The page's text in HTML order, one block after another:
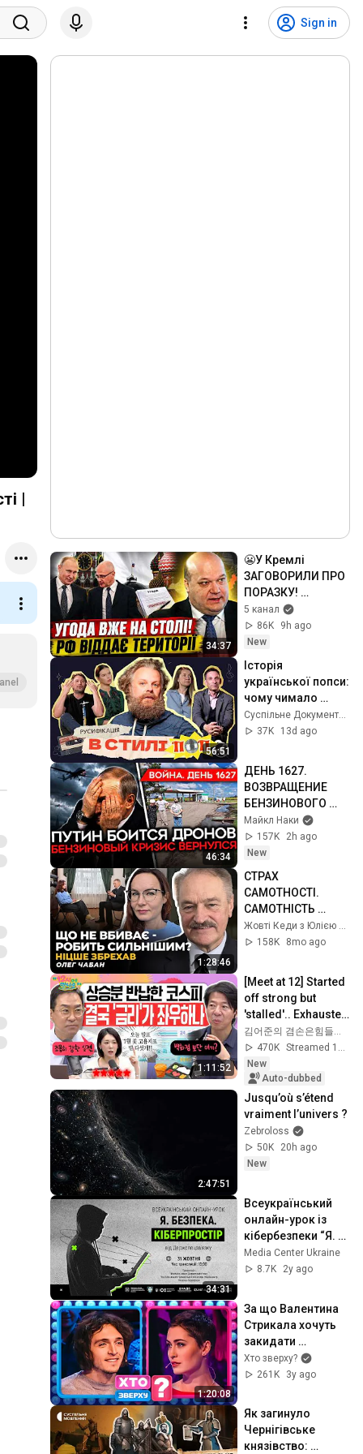
Sign in
34:37
😬У Кремлі
ЗАГОВОРИЛИ ПРО
ПОРАЗКУ!
⚡️ЧАЛИЙ: Клан
Кірієнко
ДОМОВИВСЯ ПРО
один НЮАНС
5 канал
86K
9h ago
New
56:51
Історія
української попси:
чому чимало
артистів обирали
пісні російською?
Суспільне Документалістика
37K
13d ago
46:34
ДЕНЬ 1627.
ВОЗВРАЩЕНИЕ
БЕНЗИНОВОГО
КРИЗИСА/ ПУТИН
БОИТСЯ ДРОНОВ/
РОССИЯН
ВОЙНА/ ГОРЯТ
НПЗ
Майкл Наки
157K
2h ago
New
1:28:46
СТРАХ
САМОТНОСТІ.
САМОТНІСТЬ
УДВОХ.
ПСЕВДОЛЮБОВ |
158K
8mo ago
1:11:52
[Meet at 12] Started
off strong but
'stalled'.. Exhausted
by the extreme
market difficulty,
retai...
470K
New
Auto-dubbed
2:47:51
Jusqu’où s’étend
vraiment l’univers ?
Zebroloss
50K
20h ago
New
34:31
Всеукраїнський
онлайн-урок із
кібербезпеки “Я.
Безпека.
Кіберпростір”
Media Center Ukraine
8.7K
2y ago
1:20:08
За що Валентина
Стрикала хочуть
закидати
підборами? – Хто
зверху
Хто зверху?
261K
3y ago
Як загинуло
Чернігівське
князівство: